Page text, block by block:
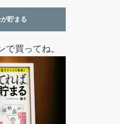
貯まる
買ってね。